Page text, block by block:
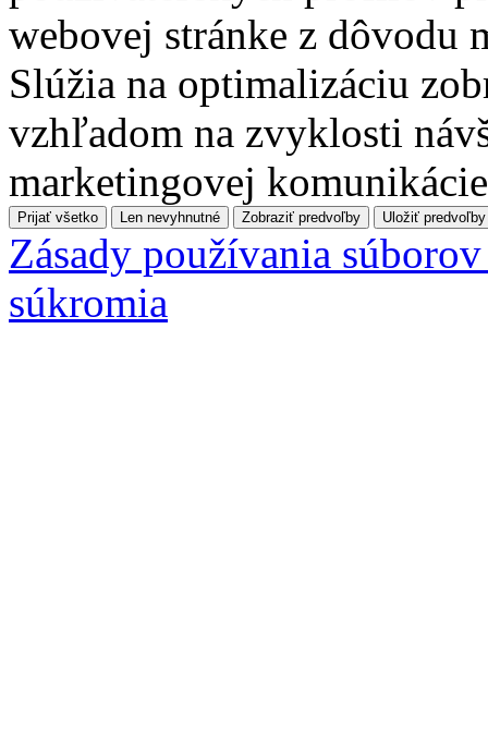
webovej stránke z dôvodu
Slúžia na optimalizáciu
vzhľadom na zvyklosti
marketingovej
Prijať všetko Len nevyhnutné Zobraziť predvoľby Uložiť predvoľby
Zásady používania
súkromia